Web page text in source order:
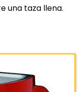
una taza llena.